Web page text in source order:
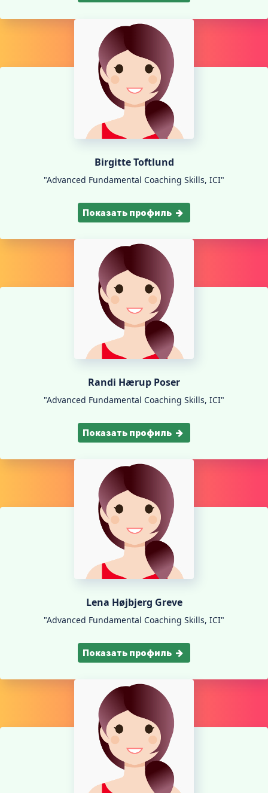
Birgitte Toftlund
"Advanced Fundamental Coaching Skills, ICI"
Показать профиль
Randi Hærup Poser
"Advanced Fundamental Coaching Skills, ICI"
Показать профиль
Lena Højbjerg Greve
"Advanced Fundamental Coaching Skills, ICI"
Показать профиль